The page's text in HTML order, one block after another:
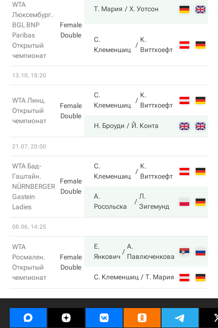
WTA
Люксембург.
BGL BNP
Paribas
Открытый
чемпионат
Female
Double
Т. Мария Х. Уотсон
С.
Клеменшиц
К.
Виттхоефт
13.10, 18:20
WTA Линц.
Открытый
чемпионат
Female
Double
С.
Клеменшиц
К.
Виттхоефт
Н. Броуди Й. Конта
21.07, 20:00
WTA Бад-
Гаштайн.
NÜRNBERGER
Gastein
Ladies
Female
Double
С.
Клеменшиц
К.
Виттхоефт
А.
Росольска
Л.
Зигемунд
08.06, 14:25
WTA
Росмален.
Открытый
чемпионат
Female
Double
Е.
Янкович
А.
Павлюченкова
С. Клеменшиц Т. Мария